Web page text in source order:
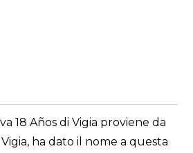
18 Años di Vigia proviene da
ha dato il nome a questa